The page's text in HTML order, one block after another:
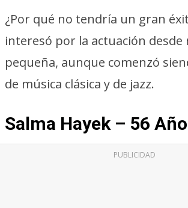
¿Por qué no tendría un gran
interesó por la actuación desde
pequeña, aunque comenzó
de música clásica y de jazz.
Salma Hayek – 56
PUBLICIDAD